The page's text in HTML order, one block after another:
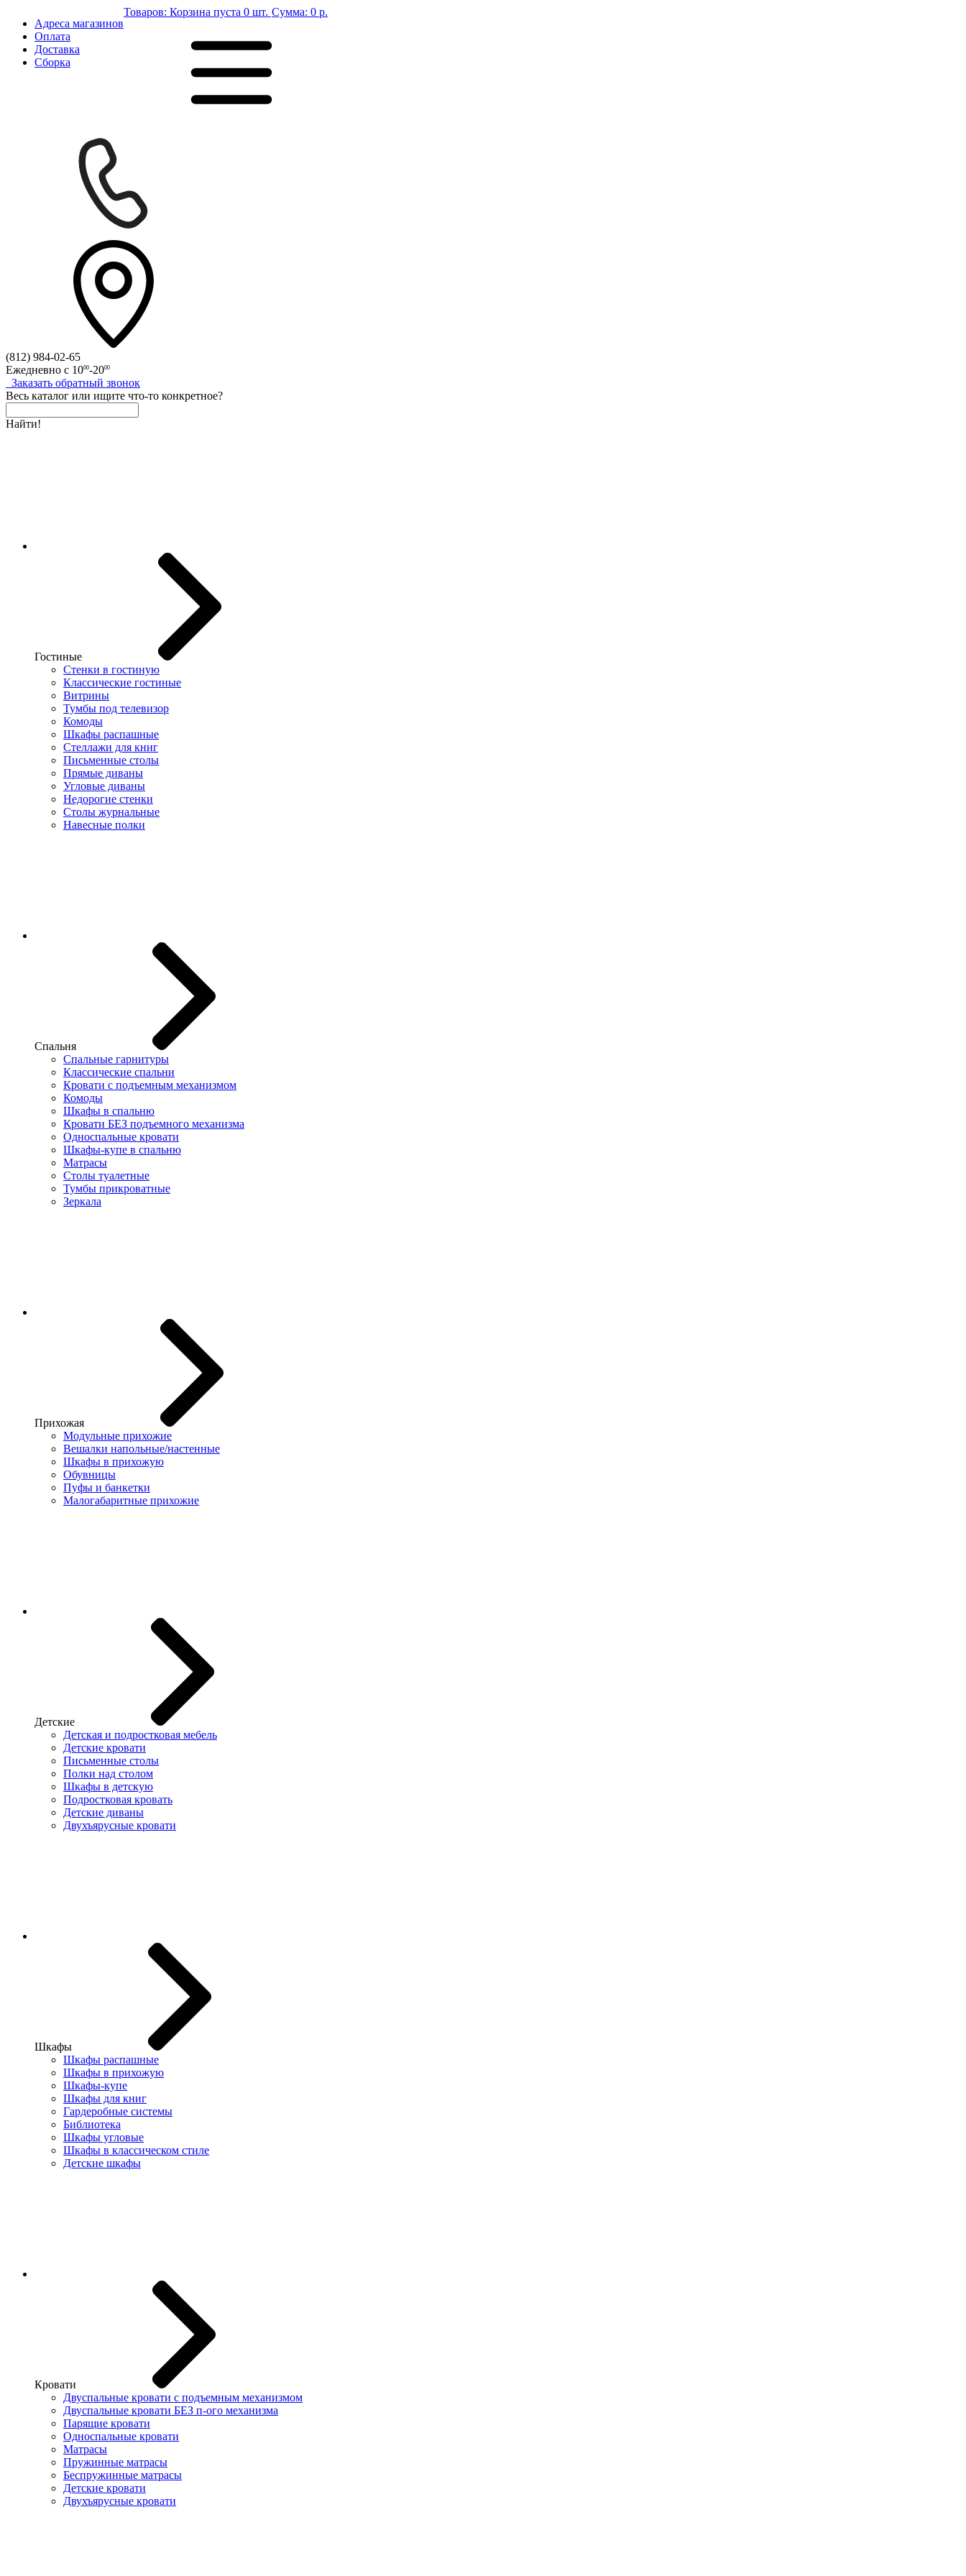
Адреса магазинов
Оплата
Доставка
Сборка
Товаров: Корзина пуста 0 шт. Сумма: 0 р.
(812) 984-02-65
Ежедневно с 1000-2000
Заказать обратный звонок
Весь каталог или ищите что-то конкретное?
Найти!
Гостиные
Стенки в гостиную
Классические гостиные
Витрины
Тумбы под телевизор
Комоды
Шкафы распашные
Стеллажи для книг
Письменные столы
Прямые диваны
Угловые диваны
Недорогие стенки
Столы журнальные
Навесные полки
Спальня
Спальные гарнитуры
Классические спальни
Кровати с подъемным механизмом
Комоды
Шкафы в спальню
Кровати БЕЗ подъемного механизма
Односпальные кровати
Шкафы-купе в спальню
Матрасы
Столы туалетные
Тумбы прикроватные
Зеркала
Прихожая
Модульные прихожие
Вешалки напольные/настенные
Шкафы в прихожую
Обувницы
Пуфы и банкетки
Малогабаритные прихожие
Детские
Детская и подростковая мебель
Детские кровати
Письменные столы
Полки над столом
Шкафы в детскую
Подростковая кровать
Детские диваны
Двухъярусные кровати
Шкафы
Шкафы распашные
Шкафы в прихожую
Шкафы-купе
Шкафы для книг
Гардеробные системы
Библиотека
Шкафы угловые
Шкафы в классическом стиле
Детские шкафы
Кровати
Двуспальные кровати с подъемным механизмом
Двуспальные кровати БЕЗ п-ого механизма
Парящие кровати
Односпальные кровати
Матрасы
Пружинные матрасы
Беспружинные матрасы
Детские кровати
Двухъярусные кровати